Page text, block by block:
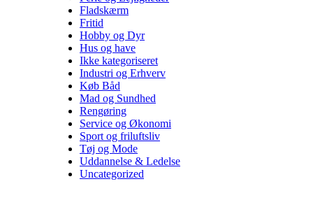
Fladskærm
Fritid
Hobby og Dyr
Hus og have
Ikke kategoriseret
Industri og Erhverv
Køb Båd
Mad og Sundhed
Rengøring
Service og Økonomi
Sport og friluftsliv
Tøj og Mode
Uddannelse & Ledelse
Uncategorized